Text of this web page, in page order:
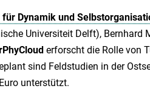
Dynamik und
Universiteit Delft), Bernhard
erforscht die Rolle von
sind Feldstudien in der
unterstützt.